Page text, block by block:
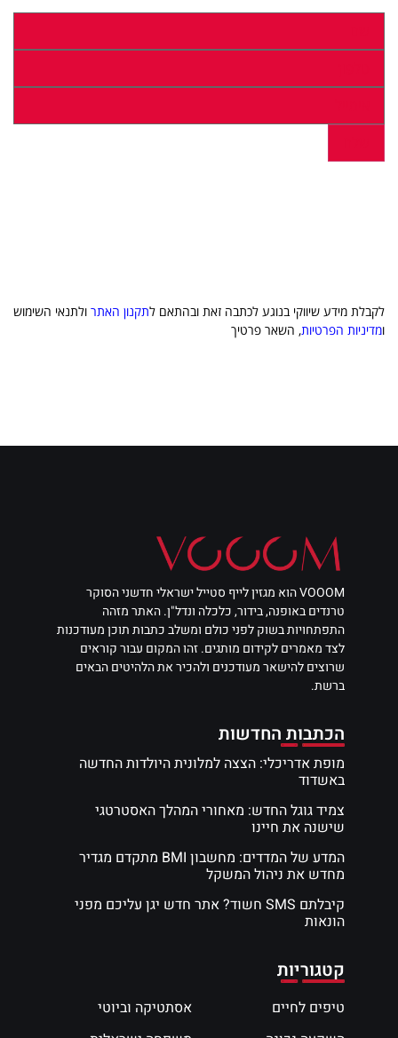
לקבלת מידע שיווקי בנוגע לכתבה זאת ובהתאם לתקנון האתר ולתנאי השימוש
ומדיניות הפרטיות, השאר פרטיך
VOOOM הוא מגזין לייף סטייל ישראלי חדשני הסוקר
טרנדים באופנה, בידור, כלכלה ונדל"ן. האתר מזהה
התפתחויות בשוק לפני כולם ומשלב כתבות תוכן מעודכנות
לצד מאמרים לקידום מותגים. זהו המקום עבור קוראים
שרוצים להישאר מעודכנים ולהכיר את הלהיטים הבאים
ברשת.
הכתבות החדשות
מופת אדריכלי: הצצה למלונית היולדות החדשה
באשדוד
צמיד גוגל החדש: מאחורי המהלך האסטרטגי
שישנה את חיינו
המדע של המדדים: מחשבון BMI מתקדם מגדיר
מחדש את ניהול המשקל
קיבלתם SMS חשוד? אתר חדש יגן עליכם מפני
הונאות
קטגוריות
טיפים לחיים
אסתטיקה וביוטי